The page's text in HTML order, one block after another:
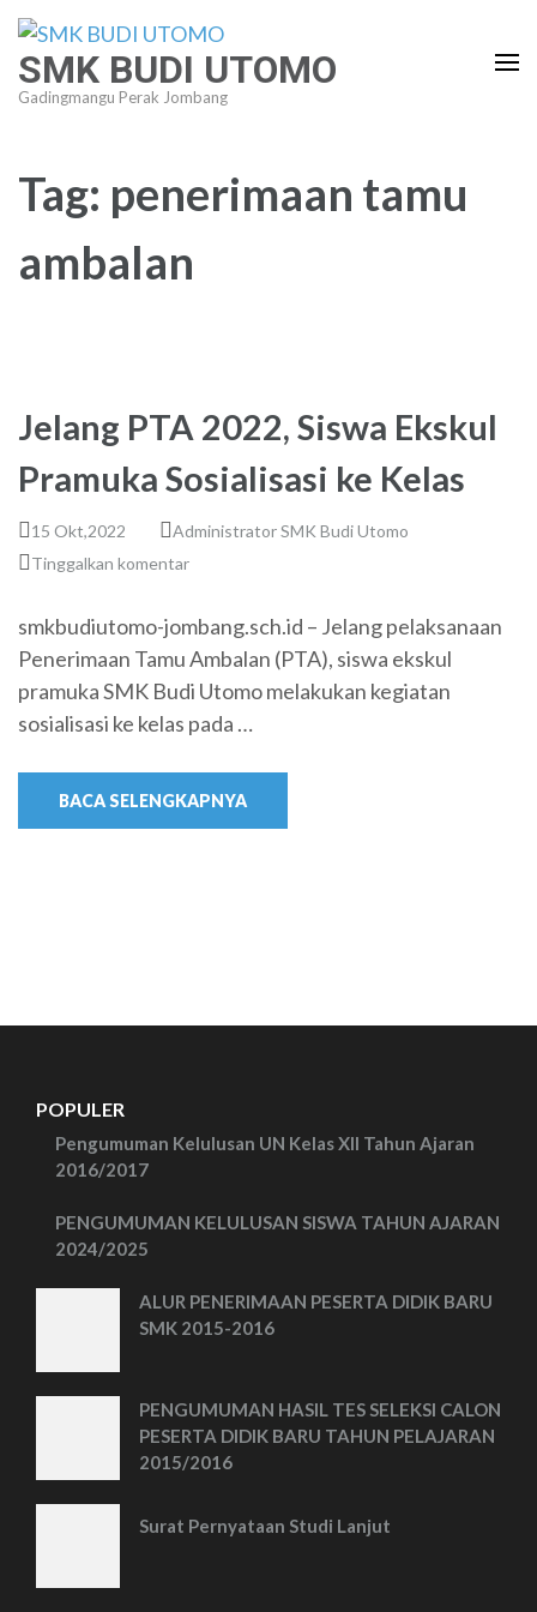
Lompat
konten
(Tekan
SMK BUDI UTOMO
Gadingmangu Perak Jombang
Tag: penerimaan tamu
ambalan
Jelang PTA 2022, Siswa Ekskul
Pramuka Sosialisasi ke Kelas
15 Okt,2022
Administrator SMK Budi Utomo
Tinggalkan komentar
smkbudiutomo-jombang.sch.id – Jelang pelaksanaan
Penerimaan Tamu Ambalan (PTA), siswa ekskul
pramuka SMK Budi Utomo melakukan kegiatan
sosialisasi ke kelas pada …
BACA SELENGKAPNYA
POPULER
Pengumuman Kelulusan UN Kelas XII Tahun Ajaran
2016/2017
PENGUMUMAN KELULUSAN SISWA TAHUN AJARAN
2024/2025
ALUR PENERIMAAN PESERTA DIDIK BARU
SMK 2015-2016
PENGUMUMAN HASIL TES SELEKSI CALON
PESERTA DIDIK BARU TAHUN PELAJARAN
2015/2016
Surat Pernyataan Studi Lanjut